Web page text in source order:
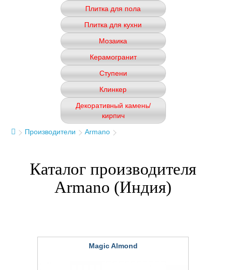
Плитка для пола
Плитка для кухни
Мозаика
Керамогранит
Ступени
Клинкер
Декоративный камень/
кирпич
Производители
Armano
Каталог производителя
Armano (Индия)
Magic Almond